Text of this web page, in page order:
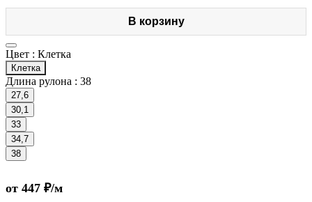
В корзину
Цвет : Клетка
Клетка
Длина рулона : 38
27,6
30,1
33
34,7
38
от 447 ₽/м